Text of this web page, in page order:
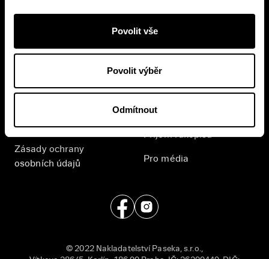
Povolit vše
Povolit výběr
Odmítnout
Přihlášením se k odběru novinek souhlasíte sezpracováním
Časté dotazy
podmínky
Zásady ochrany
osobních údajů
Kontakt
English
Příjem rukopisů
Pro média
© 2022 Nakladatelství Paseka, s.r.o.,